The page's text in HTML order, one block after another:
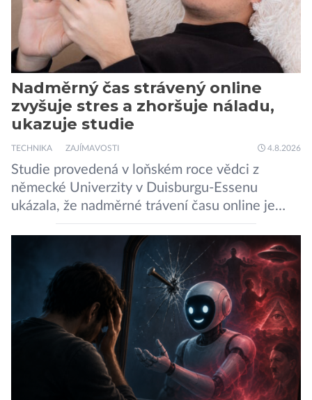
Nadměrný čas strávený online
zvyšuje stres a zhoršuje náladu,
ukazuje studie
TECHNIKA ZAJÍMAVOSTI 4.8.2026
Studie provedená v loňském roce vědci z
německé Univerzity v Duisburgu-Essenu
ukázala, že nadměrné trávení času online je
spojeno s vyšší úrovní stresu, horší náladou a
vede k zanedbávání dalších aktivit. Zúčastnilo
se jí 900 dospělých Němců, kteří uvedli, že se v
posledním roce alespoň jednou zapojili do hraní
her, sledování pornografie, sledování sociálních
sítí […]